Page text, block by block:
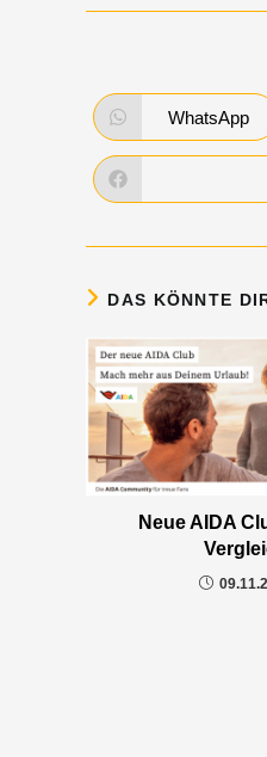
WhatsApp
DAS KÖNNTE
Neue AIDA